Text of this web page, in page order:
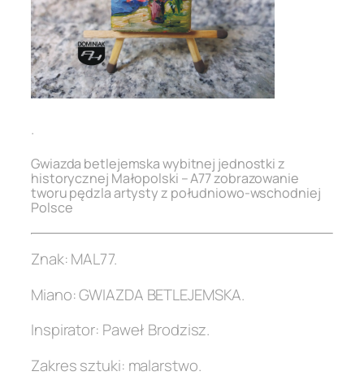
.
Gwiazda betlejemska wybitnej jednostki z
historycznej Małopolski – A77zobrazowanie
tworupędzla artysty z południowo-wschodniej
Polsce
Znak: MAL77.
Miano: GWIAZDA BETLEJEMSKA.
Inspirator: Paweł Brodzisz.
Zakres sztuki: malarstwo.